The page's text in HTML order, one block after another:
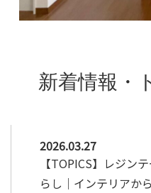
2026.03.27
【TOPICS】レジン
らし｜インテリアか